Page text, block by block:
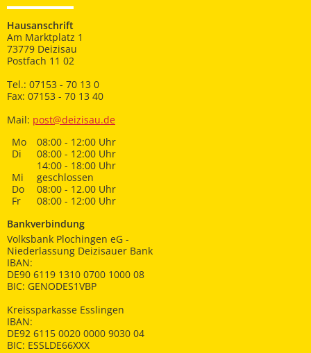
Hausanschrift
Am Marktplatz 1
73779 Deizisau
Postfach 11 02
Tel.: 07153 - 70 13 0
Fax: 07153 - 70 13 40
Mail: post@deizisau.de
Mo
08:00 - 12:00 Uhr
Di
08:00 - 12:00 Uhr
14:00 - 18:00 Uhr
Mi
geschlossen
Do
08:00 - 12.00 Uhr
Fr
08:00 - 12:00 Uhr
Bankverbindung
Volksbank Plochingen eG -
Niederlassung Deizisauer Bank
IBAN:
DE90 6119 1310 0700 1000 08
BIC: GENODES1VBP
Kreissparkasse Esslingen
IBAN:
DE92 6115 0020 0000 9030 04
BIC: ESSLDE66XXX